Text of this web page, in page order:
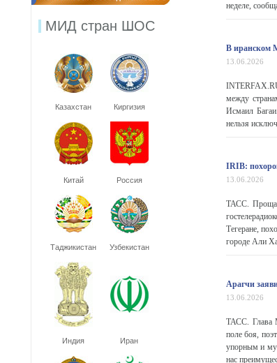
МИД стран ШОС
Казахстан Киргизия
Китай Россия
Таджикистан Узбекистан
Индия Иран
неделе,
В иранском
13.06.2026
между
Исмаил
нельзя
IRIB:
13.06.2026
ТАСС.
Тегеране,
городе Али
Арагчи
13.06.2026
ТАСС. Глава
поле боя,
упорным и
нас